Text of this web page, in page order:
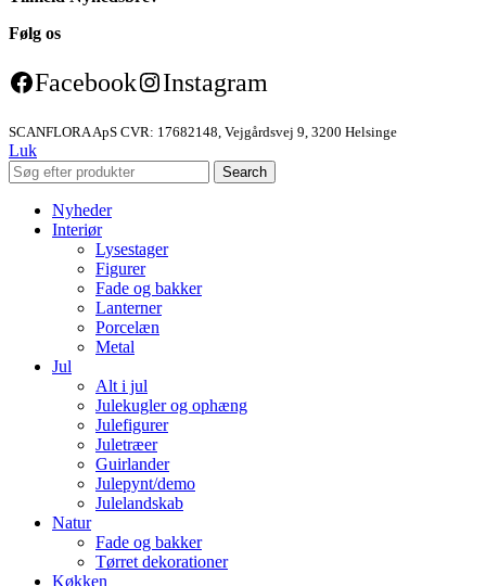
Følg os
Facebook Instagram
SCANFLORA ApS CVR: 17682148, Vejgårdsvej 9, 3200 Helsinge
Luk
Search
Nyheder
Interiør
Lysestager
Figurer
Fade og bakker
Lanterner
Porcelæn
Metal
Jul
Alt i jul
Julekugler og ophæng
Julefigurer
Juletræer
Guirlander
Julepynt/demo
Julelandskab
Natur
Fade og bakker
Tørret dekorationer
Køkken